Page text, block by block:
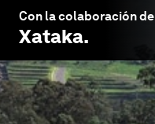
Con la colaboración de
Xataka.